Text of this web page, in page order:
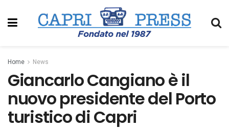
Home News
Giancarlo Cangiano è il
nuovo presidente del Porto
turistico di Capri